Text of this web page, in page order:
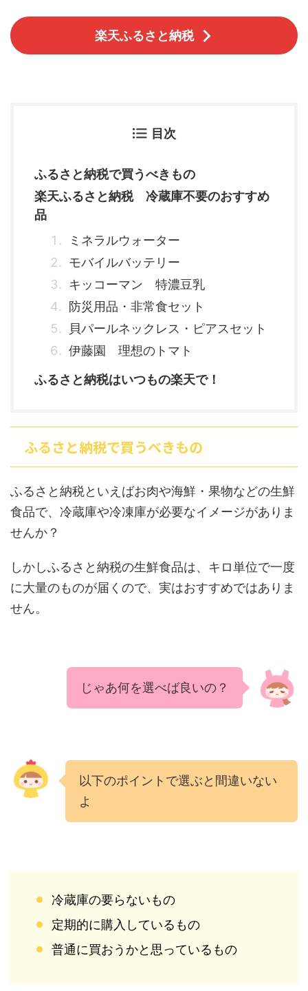
楽天ふるさと納税
目次
ふるさと納税で買うべきもの
楽天ふるさと納税 冷蔵庫不要のおすすめ
品
ミネラルウォーター
モバイルバッテリー
キッコーマン 特濃豆乳
防災用品・非常食セット
貝パールネックレス・ピアスセット
伊藤園 理想のトマト
ふるさと納税はいつもの楽天で！
ふるさと納税で買うべきもの
ふるさと納税といえばお肉や海鮮・果物などの生鮮
食品で、冷蔵庫や冷凍庫が必要なイメージがありま
せんか？
しかしふるさと納税の生鮮食品は、キロ単位で一度
に大量のものが届くので、実はおすすめではありま
せん。
じゃあ何を選べば良いの？
以下のポイントで選ぶと間違いない
よ
冷蔵庫の要らないもの
定期的に購入しているもの
普通に買おうかと思っているもの